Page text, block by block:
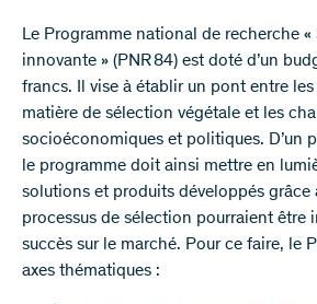
Le Programme national de recherche
innovante » (PNR 84) est doté d’un
francs. Il vise à établir un pont entre
matière de sélection végétale et les
socioéconomiques et politiques. D’un
le programme doit ainsi mettre en
solutions et produits développés grâce
processus de sélection pourraient être
succès sur le marché. Pour ce faire, le
axes thématiques :